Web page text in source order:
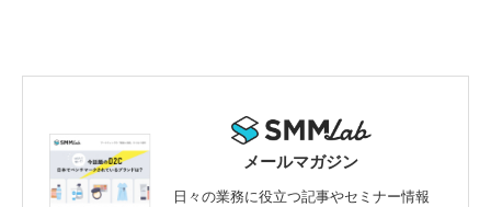
メールマガジン
日々の業務に役立つ記事やセミナー情報